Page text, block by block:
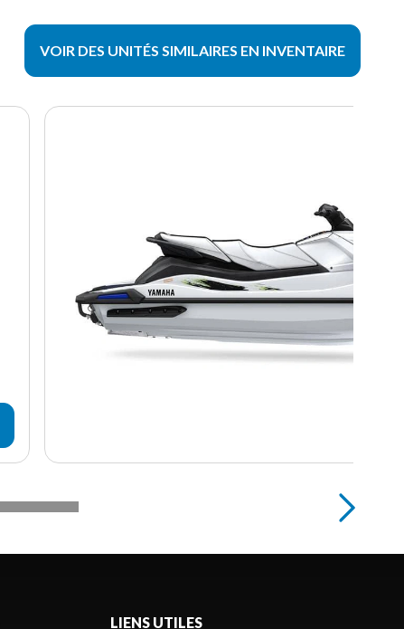
VOIR DES UNITÉS SIMILAIRES EN INVENTAIRE
LIENS UTILES